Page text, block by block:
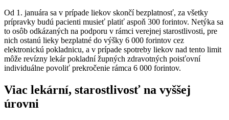
Od 1. januára sa v prípade liekov skončí bezplatnosť, za všetky
prípravky budú pacienti musieť platiť aspoň 300 forintov. Netýka sa
to osôb odkázaných na podporu v rámci verejnej starostlivosti, pre
nich ostanú lieky bezplatné do výšky 6 000 forintov cez
elektronickú pokladnicu, a v prípade spotreby liekov nad tento limit
môže revízny lekár pokladní župných zdravotných poisťovní
individuálne povoliť prekročenie rámca 6 000 forintov.
Viac lekární, starostlivosť na vyššej
úrovni